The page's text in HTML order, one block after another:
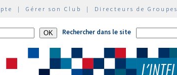
| Gérer son Club | Directeurs de Groupes
Rechercher dans le site